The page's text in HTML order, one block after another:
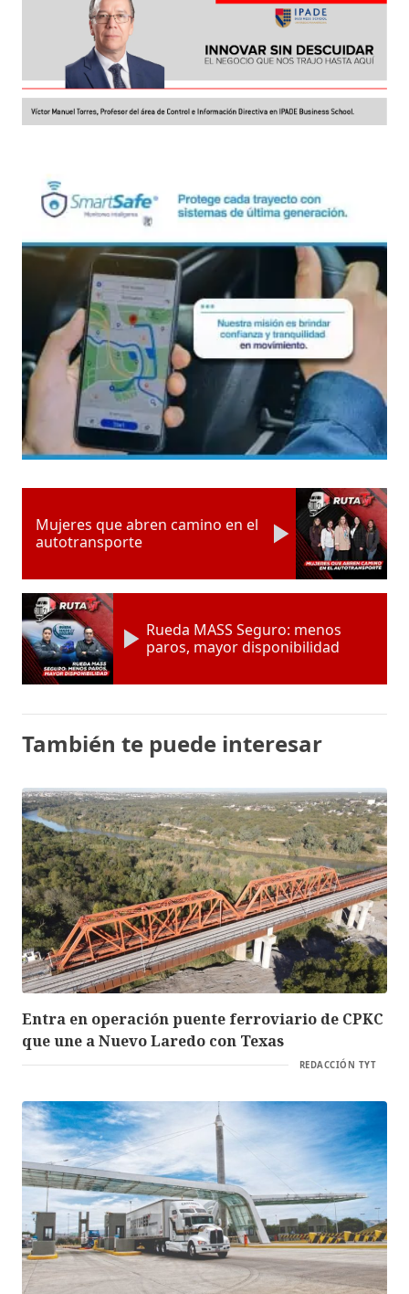
Mujeres que abren camino en el
autotransporte
Rueda MASS Seguro: menos
paros, mayor disponibilidad
También te puede interesar
Entra en operación puente ferroviario de CPKC
que une a Nuevo Laredo con Texas
REDACCIÓN TYT